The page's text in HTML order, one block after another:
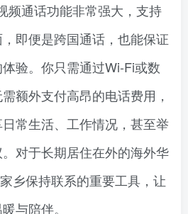
频通话功能非常强大，支持
即便是跨国通话，也能保证
验。你只需通过Wi-Fi或数
额外支付高昂的电话费用，
常生活、工作情况，甚至举
对于长期居住在外的海外华
乡保持联系的重要工具，让
与陪伴。